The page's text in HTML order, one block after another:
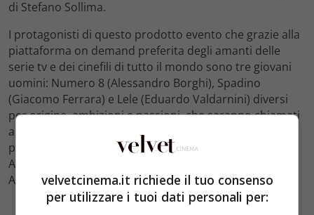
di Stefano Sollima.
I protagonisti di questo prodotto evento che grazie alla
piattaforma on demand preferita degli amanti delle
serie tv e dei cinefili di tutto il mondo sono tre giovani
uomini: Numero 8 (Alessandro Borghi), Spadino
(Giacomo Ferrara) e Lele (Eduardo Valdarnini) diversi
per origine, ambizioni e passioni, che saranno chiamati
a fare alleanze per realizzare i loro desideri. Gli altri
personaggi includono Sara Monaschi (Claudia Gerini),
Amedeo Cinaglia (Filippo Nigro), Samurai (Francesco
Acquaroli) e Manfredi Anacleti (Adamo Dionisi).
velvetcinema.it richiede il tuo consenso
per utilizzare i tuoi dati personali per: